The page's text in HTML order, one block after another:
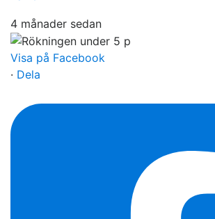
4 månader sedan
Visa på Facebook
· Dela